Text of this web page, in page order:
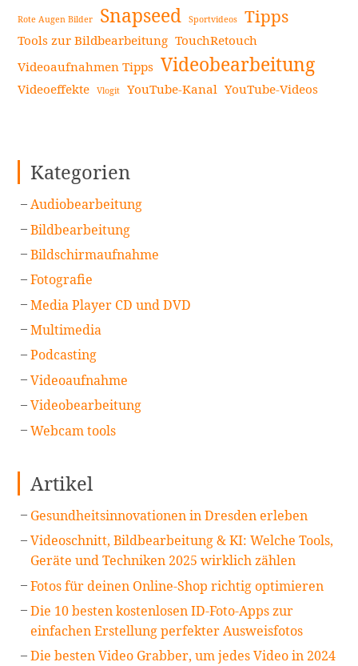
Rote Augen Bilder Snapseed Sportvideos Tipps
Tools zur Bildbearbeitung TouchRetouch
Videoaufnahmen Tipps Videobearbeitung
Videoeffekte Vlogit YouTube-Kanal YouTube-Videos
Kategorien
Audiobearbeitung
Bildbearbeitung
Bildschirmaufnahme
Fotografie
Media Player CD und DVD
Multimedia
Podcasting
Videoaufnahme
Videobearbeitung
Webcam tools
Artikel
Gesundheitsinnovationen in Dresden erleben
Videoschnitt, Bildbearbeitung & KI: Welche Tools,
Geräte und Techniken 2025 wirklich zählen
Fotos für deinen Online-Shop richtig optimieren
Die 10 besten kostenlosen ID-Foto-Apps zur
einfachen Erstellung perfekter Ausweisfotos
Die besten Video Grabber, um jedes Video in 2024